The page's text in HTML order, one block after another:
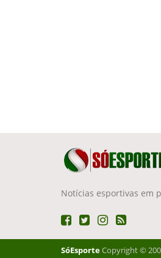
Notícias esportivas em
SóEsporteCopyright ©